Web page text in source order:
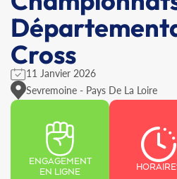
Cross
11 Janvier 2026
Sevremoine - Pays De La Loire
ENGAGEMENT
EN LIGNE